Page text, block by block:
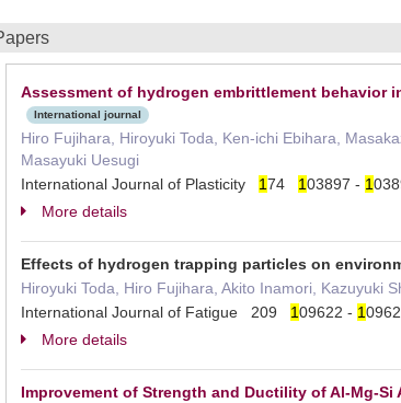
Assessment of hydrogen embrittlement behavior
International journal
Hiro Fujihara, Hiroyuki Toda, Ken-ichi Ebihara,
Masayuki Uesugi
International Journal of Plasticity 174 103897 - 1
More details
Effects of hydrogen trapping particles on
Hiroyuki Toda, Hiro Fujihara, Akito Inamori, Kazuyuki
International Journal of Fatigue 209 109622 - 1
More details
Improvement of Strength and Ductility of Al-Mg-